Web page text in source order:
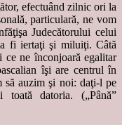
efectuând zilnic ori la
particulară, ne vom
Judecătorului celui
fi iertaţi şi miluiţi. Câtă
ce ne înconjoară egalitar
îşi are centrul în
să auzim şi noi: daţi-l pe
datoria. („Până”